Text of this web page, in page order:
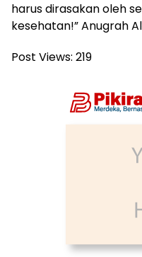
harus dirasakan oleh
kesehatan!” Anugrah
Post Views: 219